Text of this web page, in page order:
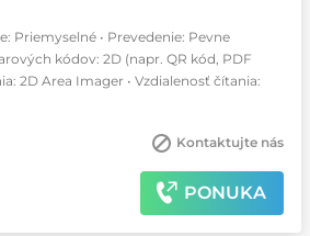
Priemyselné • Prevedenie: Pevne
kódov: 2D (napr. QR kód, PDF
2D Area Imager • Vzdialenosť čítania:
Kontaktujte nás
PONUKA